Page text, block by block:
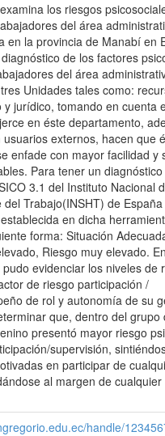
los riesgos
del área
en la provincia de Manabí en
de los factores
del área
Unidades tales como:
y jurídico, tomando en cuenta
en éste departamento,
externos, hacen que
enfade con mayor facilidad y
Para tener un
3.1 del Instituto Nacional
Trabajo(INSHT) de
en dicha
forma: Situación
Riesgo muy elevado.
evidenciar los niveles de
de riesgo participación /
de rol y autonomía de su
que, dentro del grupo
presentó mayor riesgo
supervisión,
en participar de
al margen de cualquier
handle/